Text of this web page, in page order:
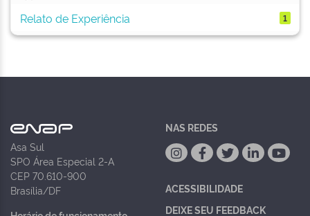
Relato de Experiência
1
Asa Sul
SPO Área Especial 2-A
CEP 70.610-900
Brasília/DF
NAS REDES
ACESSIBILIDADE
DEIXE SEU FEEDBACK